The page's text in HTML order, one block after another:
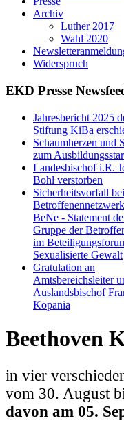
Archiv
Luther 2017
Wahl 2020
Widerspruch
EKD Presse
Jahresbericht 2025
Stiftung KiBa
Schaumherzen und
zum
Landesbischof i.R.
Bohl verstorben
Sicherheitsvorfall
Betroffenennetzwerk
BeNe - Statement
Gruppe der
im
Sexualisierte Gewalt
Gratulation an
Amtsbereichsleiter
Auslandsbischof
Kopania
Beethoven
in vier
vom 30. August
davon am 05.